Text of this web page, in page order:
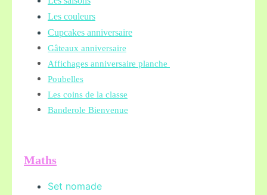
Les couleurs
Cupcakes anniversaire
Gâteaux anniversaire
Affichages anniversaire planche
Poubelles
Les coins de la classe
Banderole Bienvenue
Maths
Set nomade